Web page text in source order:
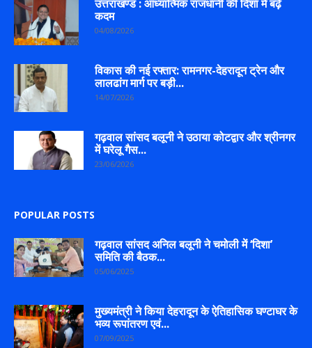
उत्तराखण्ड : आध्यात्मिक राजधानी की दिशा में बढ़े
कदम
04/08/2026
विकास की नई रफ्तार: रामनगर-देहरादून ट्रेन और
लालढांग मार्ग पर बड़ी...
14/07/2026
गढ़वाल सांसद बलूनी ने उठाया कोटद्वार और श्रीनगर
में घरेलू गैस...
23/06/2026
POPULAR POSTS
गढ़वाल सांसद अनिल बलूनी ने चमोली में ‘दिशा’
समिति की बैठक...
05/06/2025
मुख्यमंत्री ने किया देहरादून के ऐतिहासिक घण्टाघर के
भव्य रूपांतरण एवं...
07/09/2025